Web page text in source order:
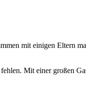
mit einigen Eltern
Mit einer großen